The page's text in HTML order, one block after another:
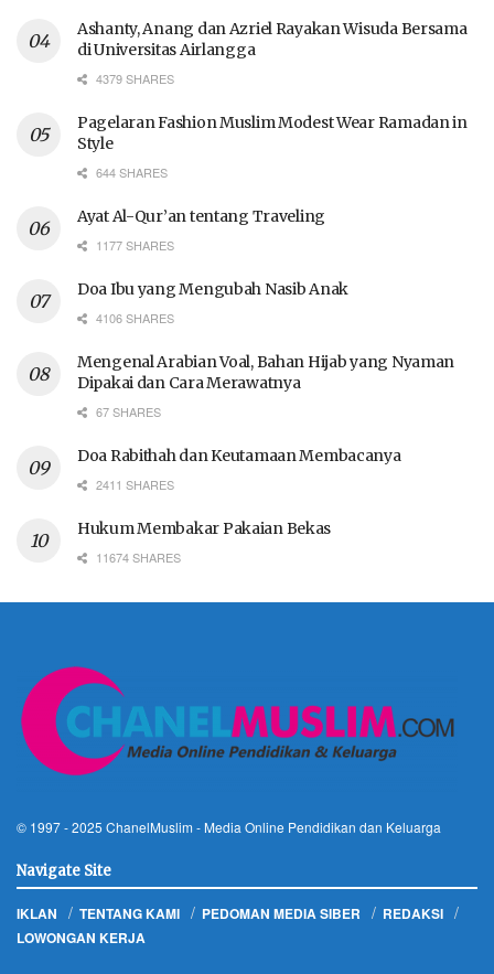
Ashanty, Anang dan Azriel Rayakan Wisuda Bersama
di Universitas Airlangga
4379 SHARES
Pagelaran Fashion Muslim Modest Wear Ramadan in
Style
644 SHARES
Ayat Al-Qur’an tentang Traveling
1177 SHARES
Doa Ibu yang Mengubah Nasib Anak
4106 SHARES
Mengenal Arabian Voal, Bahan Hijab yang Nyaman
Dipakai dan Cara Merawatnya
67 SHARES
Doa Rabithah dan Keutamaan Membacanya
2411 SHARES
Hukum Membakar Pakaian Bekas
11674 SHARES
© 1997 - 2025 ChanelMuslim - Media Online Pendidikan dan Keluarga
Navigate Site
IKLAN TENTANG KAMI PEDOMAN MEDIA SIBER
REDAKSI
LOWONGAN KERJA